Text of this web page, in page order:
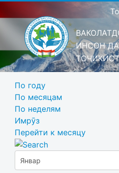
ИНСОН
По году
По месяцам
По неделям
Имрӯз
Перейти к месяцу